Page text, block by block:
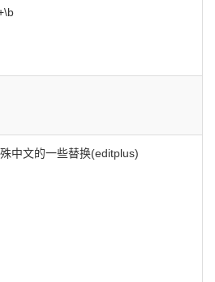
中文的一些替换(editplus)